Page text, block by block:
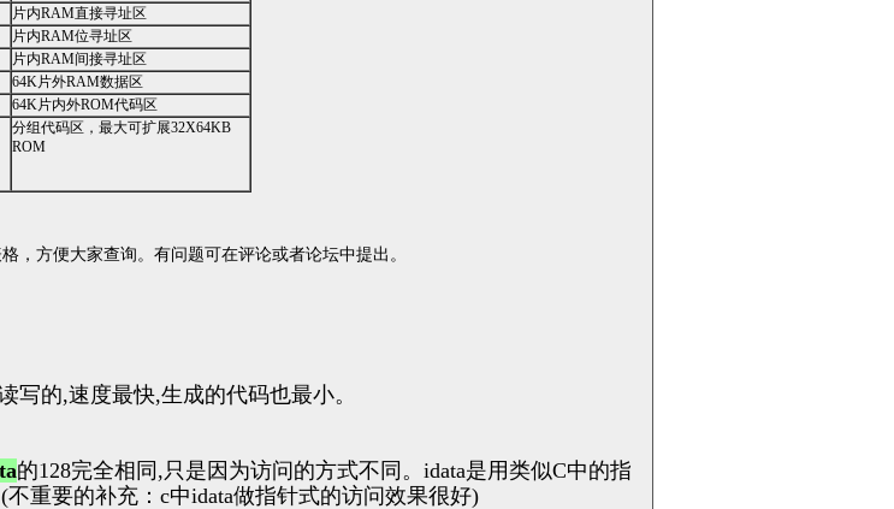
片内RAM直接寻址区
片内RAM位寻址区
片内RAM间接寻址区
64K片外RAM数据区
64K片内外ROM代码区
分组代码区，最大可扩展32X64KB
ROM
，方便大家查询。有问题可在评论或者论坛中提出。
写的,速度最快,生成的代码也最小。
的128完全相同,只是因为访问的方式不同。idata是用类似C中的指
重要的补充：c中idata做指针式的访问效果很好)